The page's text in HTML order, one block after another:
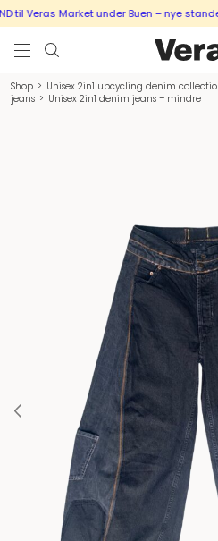
til Veras Market under Buen – nye
Shop > Unisex 2in1 upcycling denim
jeans > Unisex 2in1 denim jeans – mindre